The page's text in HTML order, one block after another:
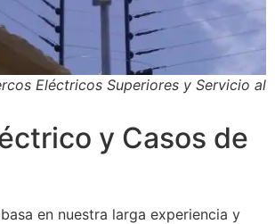
Eléctricos Superiores y Servicio al
y Casos de
en nuestra larga experiencia y